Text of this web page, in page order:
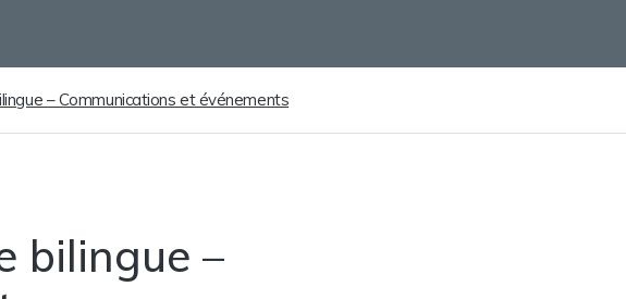
– Communications et événements
bilingue –